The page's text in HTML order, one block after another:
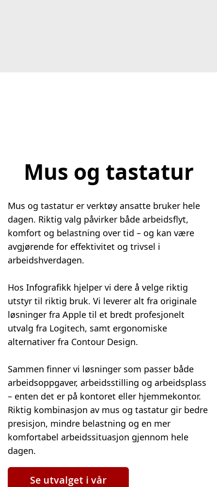
Mus og tastatur
Mus og tastatur er verktøy ansatte bruker hele
dagen. Riktig valg påvirker både arbeidsflyt,
komfort og belastning over tid – og kan være
avgjørende for effektivitet og trivsel i
arbeidshverdagen.
Hos Infografikk hjelper vi dere å velge riktig
utstyr til riktig bruk. Vi leverer alt fra originale
løsninger fra Apple til et bredt profesjonelt
utvalg fra Logitech, samt ergonomiske
alternativer fra Contour Design.
Sammen finner vi løsninger som passer både
arbeidsoppgaver, arbeidsstilling og arbeidsplass
– enten det er på kontoret eller hjemmekontor.
Riktig kombinasjon av mus og tastatur gir bedre
presisjon, mindre belastning og en mer
komfortabel arbeidssituasjon gjennom hele
dagen.
Se utvalget i vår